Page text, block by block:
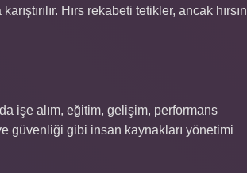
Hırs rekabeti tetikler, ancak hırsın
işe alım, eğitim, gelişim, performans
güvenliği gibi insan kaynakları yönetimi